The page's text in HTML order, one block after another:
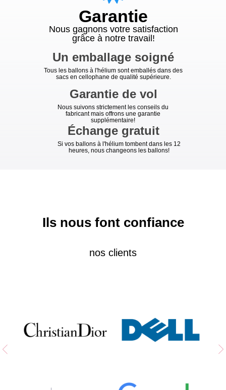
Garantie
Nous gagnons votre satisfaction
grâce à notre travail!
Échange gratuit
Si vos ballons à l'hélium tombent dans les 12
heures, nous changeons les ballons!
Un emballage soigné
Garantie de vol
Nous suivons strictement les conseils du
fabricant mais offrons une garantie
supplémentaire!
Tous les ballons à l'hélium sont emballés dans des
sacs en cellophane de qualité supérieure.
Ils nous font confiance
nos clients